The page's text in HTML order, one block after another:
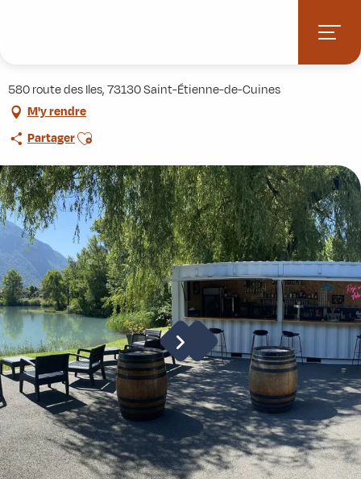
580 route des Iles, 73130 Saint-Étienne-de-Cuines
M'y rendre
PartagerAjouter aux favoris